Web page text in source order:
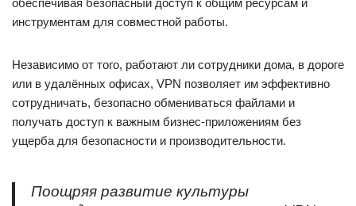
обеспечивая безопасный доступ к общим ресурсам и
инструментам для совместной работы.
Независимо от того, работают ли сотрудники дома, в дороге
или в удалённых офисах, VPN позволяет им эффективно
сотрудничать, безопасно обмениваться файлами и
получать доступ к важным бизнес-приложениям без
ущерба для безопасности и производительности.
Поощряя развитие культуры